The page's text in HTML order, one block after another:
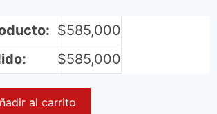
$585,000
$585,000
al carrito